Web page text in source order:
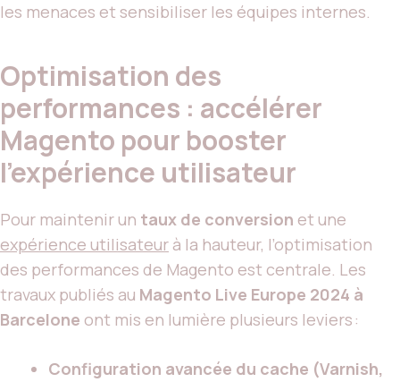
les menaces et sensibiliser les équipes internes.
Optimisation des
performances : accélérer
Magento pour booster
l’expérience utilisateur
Pour maintenir un taux de conversion et une
expérience utilisateur à la hauteur, l’optimisation
des performances de Magento est centrale. Les
travaux publiés au Magento Live Europe 2024 à
Barcelone ont mis en lumière plusieurs leviers :
Configuration avancée du cache (Varnish,